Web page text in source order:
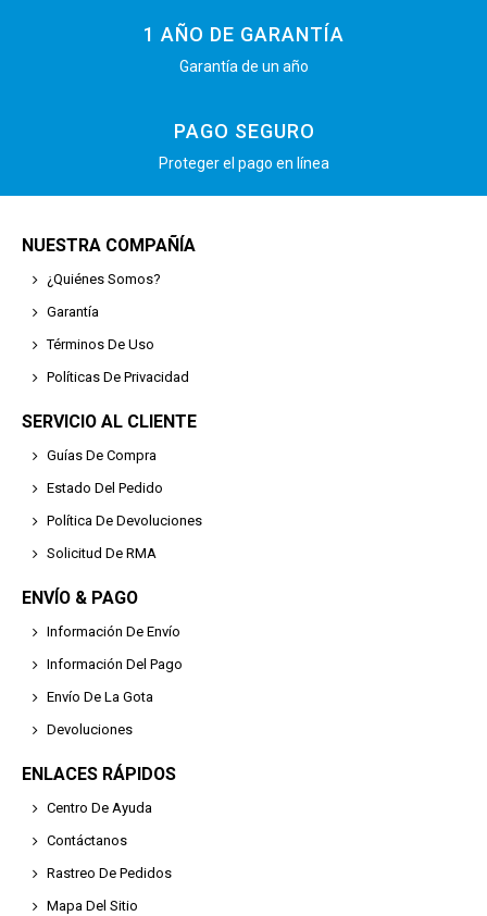
1 AÑO DE GARANTÍA
Garantía de un año
PAGO SEGURO
Proteger el pago en línea
NUESTRA COMPAÑÍA
¿Quiénes Somos?
Garantía
Términos De Uso
Políticas De Privacidad
SERVICIO AL CLIENTE
Guías De Compra
Estado Del Pedido
Política De Devoluciones
Solicitud De RMA
ENVÍO & PAGO
Información De Envío
Información Del Pago
Envío De La Gota
Devoluciones
ENLACES RÁPIDOS
Centro De Ayuda
Contáctanos
Rastreo De Pedidos
Mapa Del Sitio